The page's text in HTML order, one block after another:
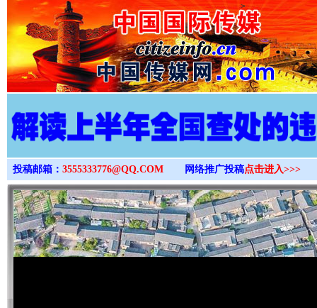
>
投稿邮箱： 3555333776@QQ.COM 网络推广投稿点击进入>>>